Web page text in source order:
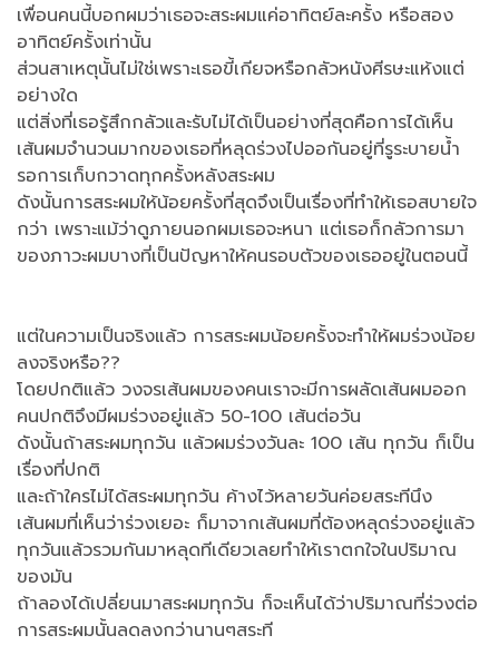
เพื่อนคนนี้บอกผมว่าเธอจะสระผมแค่อาทิตย์ละครั้ง หรือสอง
อาทิตย์ครั้งเท่านั้น
ส่วนสาเหตุนั้นไม่ใช่เพราะเธอขี้เกียจหรือกลัวหนังศีรษะแห้งแต่
อย่างใด
แต่สิ่งที่เธอรู้สึกกลัวและรับไม่ได้เป็นอย่างที่สุดคือการได้เห็น
เส้นผมจำนวนมากของเธอที่หลุดร่วงไปออกันอยู่ที่รูระบายน้ำ
รอการเก็บกวาดทุกครั้งหลังสระผม
ดังนั้นการสระผมให้น้อยครั้งที่สุดจึงเป็นเรื่องที่ทำให้เธอสบายใจ
กว่า เพราะแม้ว่าดูภายนอกผมเธอจะหนา แต่เธอก็กลัวการมา
ของภาวะผมบางที่เป็นปัญหาให้คนรอบตัวของเธออยู่ในตอนนี้
แต่ในความเป็นจริงแล้ว การสระผมน้อยครั้งจะทำให้ผมร่วงน้อย
ลงจริงหรือ??
โดยปกติแล้ว วงจรเส้นผมของคนเราจะมีการผลัดเส้นผมออก
คนปกติจึงมีผมร่วงอยู่แล้ว 50-100 เส้นต่อวัน
ดังนั้นถ้าสระผมทุกวัน แล้วผมร่วงวันละ 100 เส้น ทุกวัน ก็เป็น
เรื่องที่ปกติ
และถ้าใครไม่ได้สระผมทุกวัน ค้างไว้หลายวันค่อยสระทีนึง
เส้นผมที่เห็นว่าร่วงเยอะ ก็มาจากเส้นผมที่ต้องหลุดร่วงอยู่แล้ว
ทุกวันแล้วรวมกันมาหลุดทีเดียวเลยทำให้เราตกใจในปริมาณ
ของมัน
ถ้าลองได้เปลี่ยนมาสระผมทุกวัน ก็จะเห็นได้ว่าปริมาณที่ร่วงต่อ
การสระผมนั้นลดลงกว่านานๆสระที